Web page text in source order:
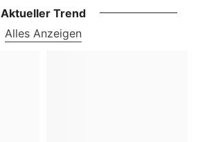
Aktueller Trend
Alles Anzeigen